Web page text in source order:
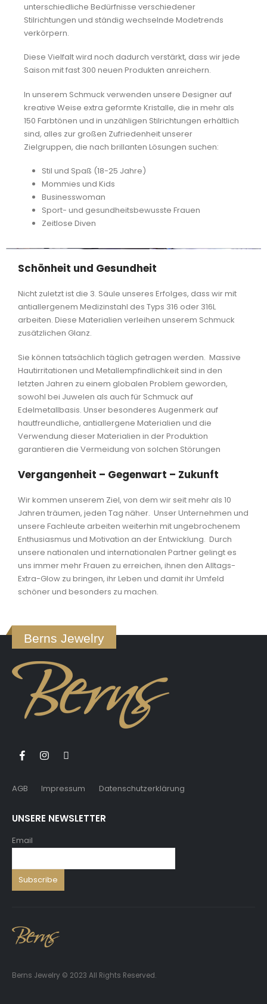
unterschiedliche Bedürfnisse verschiedener
Stilrichtungen und ständig wechselnde Modetrends
verkörpern.
Diese Vielfalt wird noch dadurch verstärkt, dass wir jede
Saison mit fast 300 neuen Produkten anreichern.
In unserem Schmuck verwenden unsere Designer auf
kreative Weise extra geformte Kristalle, die in mehr als
150 Farbtönen und in unzähligen Stilrichtungen erhältlich
sind, alles zur großen Zufriedenheit unserer
Zielgruppen, die nach brillanten Lösungen suchen:
Stil und Spaß (18-25 Jahre)
Mommies und Kids
Businesswoman
Sport- und gesundheitsbewusste Frauen
Zeitlose Diven
Schönheit und Gesundheit
Nicht zuletzt ist die 3. Säule unseres Erfolges, dass wir mit
antiallergenem Medizinstahl des Typs 316 oder 316L
arbeiten. Diese Materialien verleihen unserem Schmuck
zusätzlichen Glanz.
Sie können tatsächlich täglich getragen werden. Massive
Hautirritationen und Metallempfindlichkeit sind in den
letzten Jahren zu einem globalen Problem geworden,
sowohl bei Juwelen als auch für Schmuck auf
Edelmetallbasis. Unser besonderes Augenmerk auf
hautfreundliche, antiallergene Materialien und die
Verwendung dieser Materialien in der Produktion
garantieren die Vermeidung von solchen Störungen
Vergangenheit – Gegenwart – Zukunft
Wir kommen unserem Ziel, von dem wir seit mehr als 10
Jahren träumen, jeden Tag näher. Unser Unternehmen und
unsere Fachleute arbeiten weiterhin mit ungebrochenem
Enthusiasmus und Motivation an der Entwicklung. Durch
unsere nationalen und internationalen Partner gelingt es
uns immer mehr Frauen zu erreichen, ihnen den Alltags-
Extra-Glow zu bringen, ihr Leben und damit ihr Umfeld
schöner und besonders zu machen.
Berns Jewelry
AGB Impressum Datenschutzerklärung
UNSERE NEWSLETTER
Email
Berns Jewelry © 2023 All Rights Reserved.